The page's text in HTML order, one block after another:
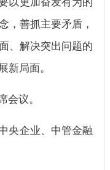
，善抓主要矛盾，
、解决突出问题的
新局面。
会议。
央企业、中管金融